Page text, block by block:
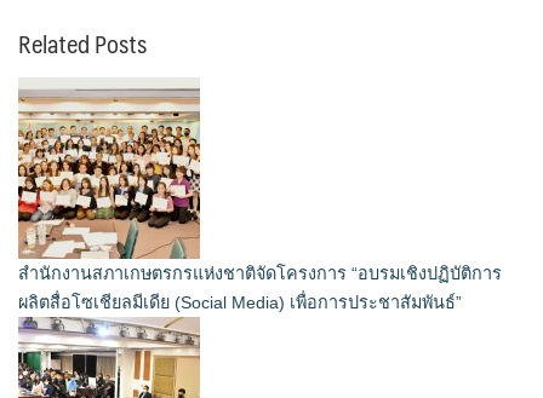
Related Posts
สำนักงานสภาเกษตรกรแห่งชาติจัดโครงการ “อบรมเชิงปฏิบัติการ
ผลิตสื่อโซเชียลมีเดีย (Social Media) เพื่อการประชาสัมพันธ์”